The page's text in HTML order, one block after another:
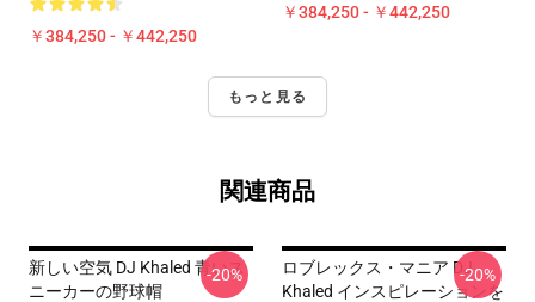
￥384,250 - ￥442,250
￥384,250 - ￥442,250
もっと見る
関連商品
新しい空気 DJ Khaled 青いス
ニーカーの野球帽
-20%
ロブレックス・マニア DJ
Khaled インスピレーションを
-20%